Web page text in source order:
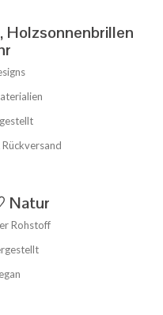
Holzsonnenbrillen
Natur
Rohstoff